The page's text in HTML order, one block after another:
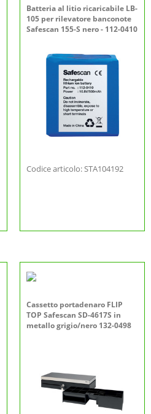
Batteria al litio ricaricabile LB-
105 per rilevatore banconote
Safescan 155-S nero - 112-0410
Codice articolo: STA104192
Cassetto portadenaro FLIP
TOP Safescan SD-4617S in
metallo grigio/nero 132-0498